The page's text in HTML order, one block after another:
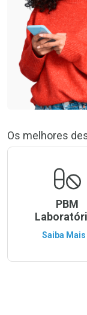
Os melhores
PBM
Saiba Mais